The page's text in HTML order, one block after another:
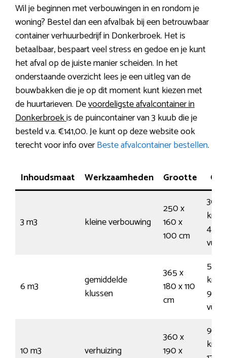
Wil je beginnen met verbouwingen in en rondom je
woning? Bestel dan een afvalbak bij een betrouwbaar
container verhuurbedrijf in Donkerbroek. Het is
betaalbaar, bespaart veel stress en gedoe en je kunt
het afval op de juiste manier scheiden. In het
onderstaande overzicht lees je een uitleg van de
bouwbakken die je op dit moment kunt kiezen met
de huurtarieven. Devoordeligste afvalcontainer in
Donkerbroekis de puincontainer van 3 kuub die je
besteld v.a. €141,00. Je kunt op deze website ook
terecht voor info overBeste afvalcontainer bestellen.
Inhoudsmaat Werkzaamheden Grootte
3 m3 kleine verbouwing
250 x
160 x
100 cm
30
45
6 m3
gemiddelde
klussen
365 x
180 x 110
cm
55
95
10 m3 verhuizing
360 x
190 x
95